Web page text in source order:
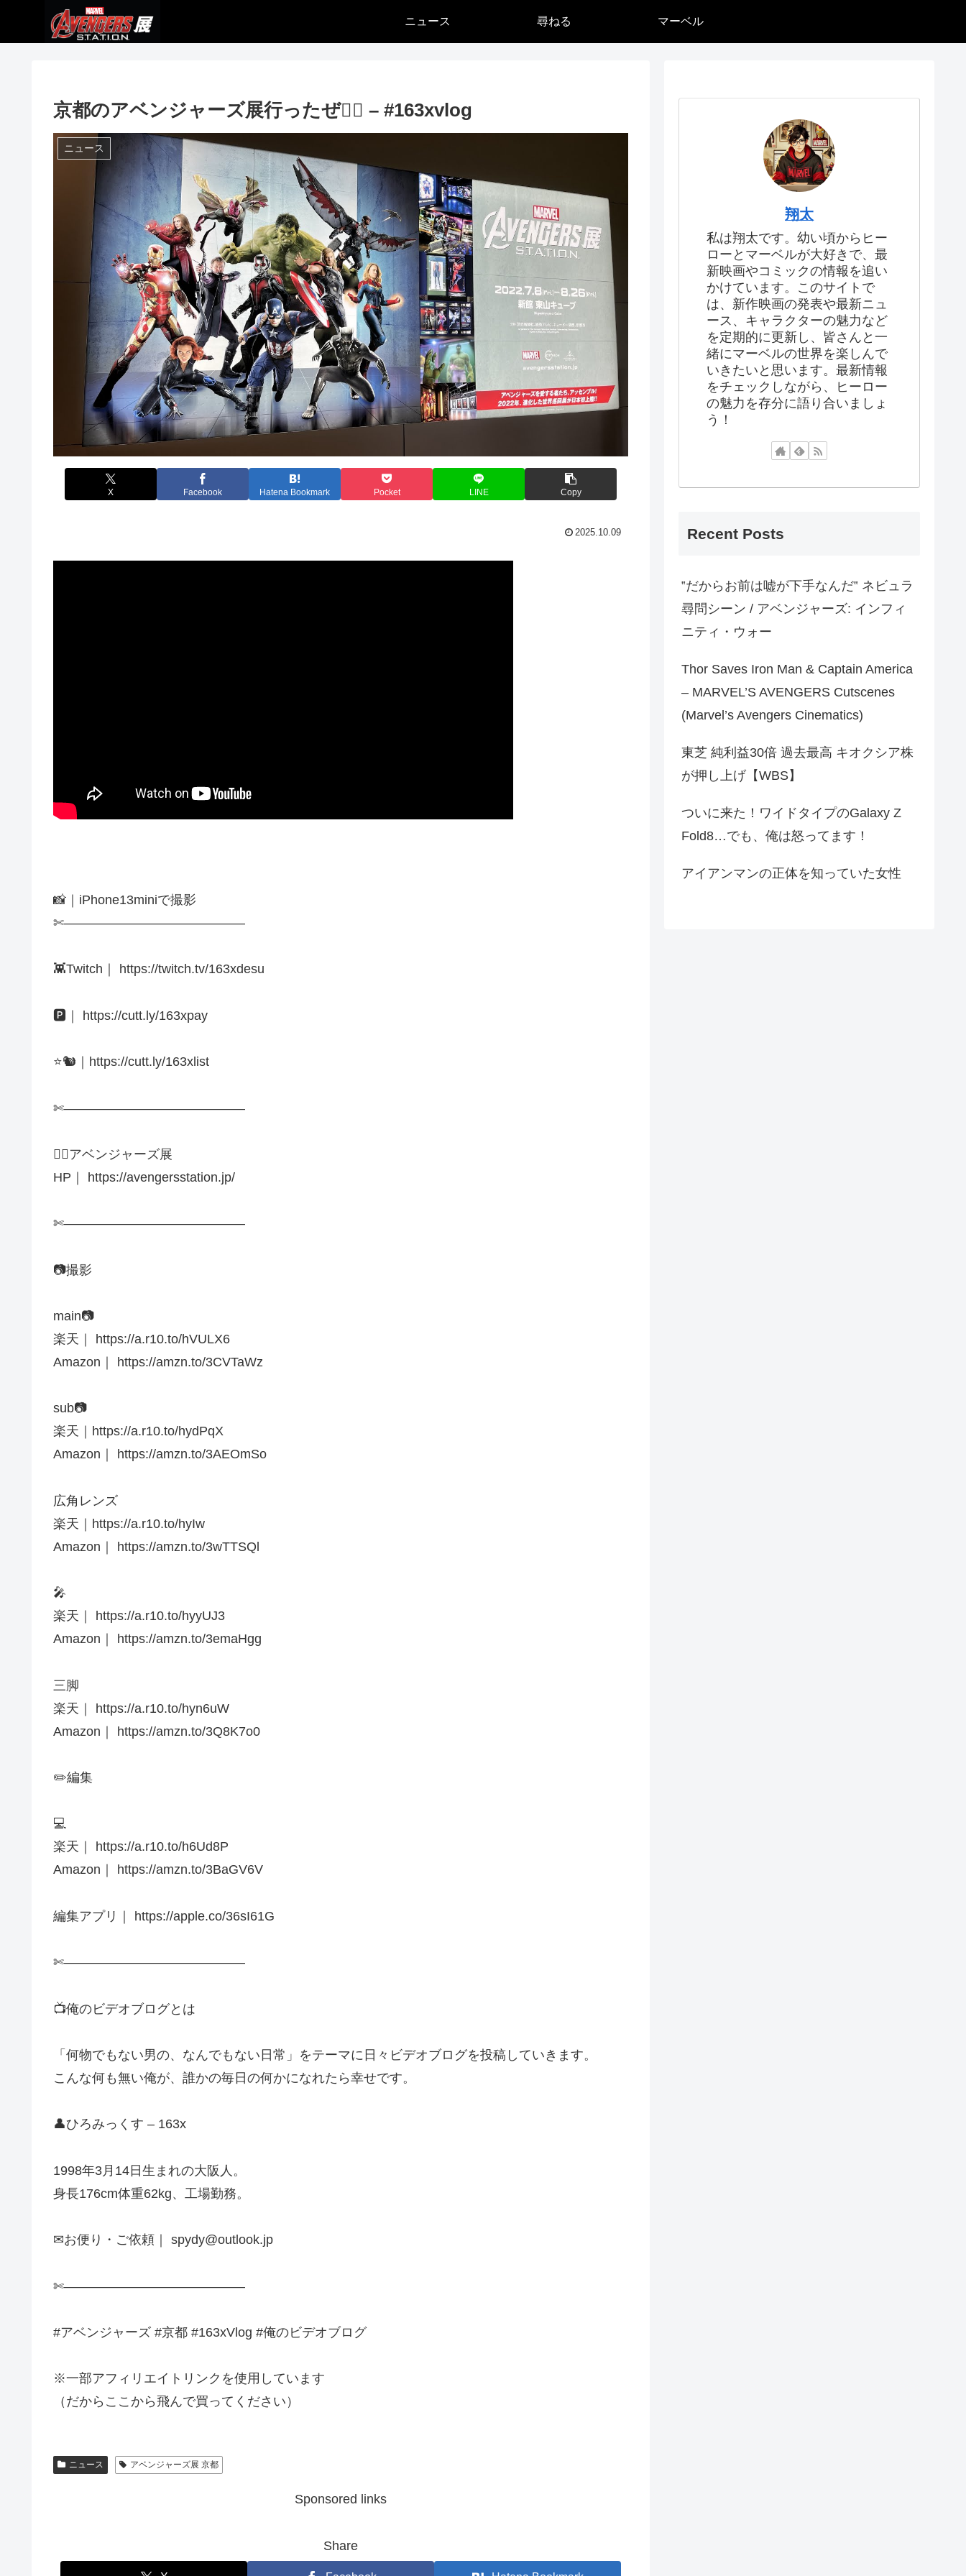
ニュース 尋ねる マーベル
京都のアベンジャーズ展行ったぜ🦸‍♂️ – #163xvlog
ニュース
X Facebook Hatena Bookmark Pocket LINE Copy
2025.10.09
📸｜iPhone13miniで撮影
✄——————————————
👾Twitch｜ https://twitch.tv/163xdesu
🅿️｜ https://cutt.ly/163xpay
⭐️🐿｜https://cutt.ly/163xlist
✄——————————————
🦸‍♂️アベンジャーズ展
HP｜ https://avengersstation.jp/
✄——————————————
📷撮影
main📷
楽天｜ https://a.r10.to/hVULX6
Amazon｜ https://amzn.to/3CVTaWz
sub📷
楽天｜https://a.r10.to/hydPqX
Amazon｜ https://amzn.to/3AEOmSo
広角レンズ
楽天｜https://a.r10.to/hyIw
Amazon｜ https://amzn.to/3wTTSQl
🎤
楽天｜ https://a.r10.to/hyyUJ3
Amazon｜ https://amzn.to/3emaHgg
三脚
楽天｜ https://a.r10.to/hyn6uW
Amazon｜ https://amzn.to/3Q8K7o0
✏️編集
💻
楽天｜ https://a.r10.to/h6Ud8P
Amazon｜ https://amzn.to/3BaGV6V
編集アプリ｜ https://apple.co/36sI61G
✄——————————————
📺俺のビデオブログとは
「何物でもない男の、なんでもない日常」をテーマに日々ビデオブログを投稿していきます。
こんな何も無い俺が、誰かの毎日の何かになれたら幸せです。
👤ひろみっくす – 163x
1998年3月14日生まれの大阪人。
身長176cm体重62kg、工場勤務。
✉お便り・ご依頼｜ spydy@outlook.jp
✄——————————————
#アベンジャーズ #京都 #163xVlog #俺のビデオブログ
※一部アフィリエイトリンクを使用しています
（だからここから飛んで買ってください）
ニュース アベンジャーズ展 京都
Sponsored links
Share
翔太
私は翔太です。幼い頃からヒー
ローとマーベルが大好きで、最
新映画やコミックの情報を追い
かけています。このサイトで
は、新作映画の発表や最新ニュ
ース、キャラクターの魅力など
を定期的に更新し、皆さんと一
緒にマーベルの世界を楽しんで
いきたいと思います。最新情報
をチェックしながら、ヒーロー
の魅力を存分に語り合いましょ
う！
Recent Posts
‟だからお前は嘘が下手なんだ‟ ネビュラ
尋問シーン / アベンジャーズ: インフィ
ニティ・ウォー
Thor Saves Iron Man & Captain America
– MARVEL’S AVENGERS Cutscenes
(Marvel’s Avengers Cinematics)
東芝 純利益30倍 過去最高 キオクシア株
が押し上げ【WBS】
ついに来た！ワイドタイプのGalaxy Z
Fold8…でも、俺は怒ってます！
アイアンマンの正体を知っていた女性